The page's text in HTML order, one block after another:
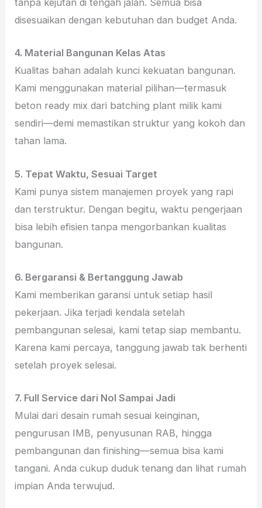
tanpa kejutan di tengah jalan. Semua bisa
disesuaikan dengan kebutuhan dan budget Anda.
4. Material Bangunan Kelas Atas
Kualitas bahan adalah kunci kekuatan bangunan.
Kami menggunakan material pilihan—termasuk
beton ready mix dari batching plant milik kami
sendiri—demi memastikan struktur yang kokoh dan
tahan lama.
5. Tepat Waktu, Sesuai Target
Kami punya sistem manajemen proyek yang rapi
dan terstruktur. Dengan begitu, waktu pengerjaan
bisa lebih efisien tanpa mengorbankan kualitas
bangunan.
6. Bergaransi & Bertanggung Jawab
Kami memberikan garansi untuk setiap hasil
pekerjaan. Jika terjadi kendala setelah
pembangunan selesai, kami tetap siap membantu.
Karena kami percaya, tanggung jawab tak berhenti
setelah proyek selesai.
7. Full Service dari Nol Sampai Jadi
Mulai dari desain rumah sesuai keinginan,
pengurusan IMB, penyusunan RAB, hingga
pembangunan dan finishing—semua bisa kami
tangani. Anda cukup duduk tenang dan lihat rumah
impian Anda terwujud.